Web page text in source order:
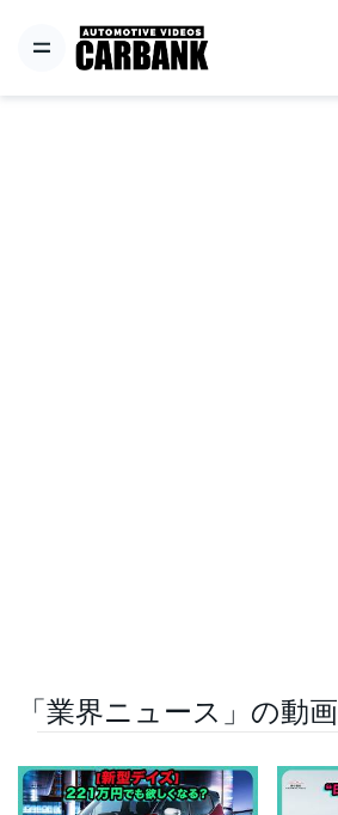
「業界ニュース」の動画